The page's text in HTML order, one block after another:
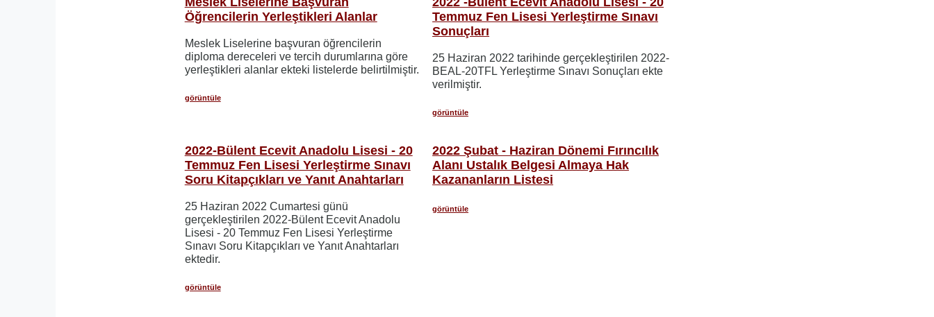
Öğrencilerin Yerleştikleri Alanlar
Meslek Liselerine başvuran öğrencilerin
diploma dereceleri ve tercih durumlarına göre
yerleştikleri alanlar ekteki listelerde belirtilmiştir.
görüntüle
Temmuz Fen Lisesi Yerleştirme Sınavı
Sonuçları
25 Haziran 2022 tarihinde gerçekleştirilen 2022-
BEAL-20TFL Yerleştirme Sınavı Sonuçları ekte
verilmiştir.
görüntüle
2022-Bülent Ecevit Anadolu Lisesi - 20
Temmuz Fen Lisesi Yerleştirme Sınavı
Soru Kitapçıkları ve Yanıt Anahtarları
25 Haziran 2022 Cumartesi günü
gerçekleştirilen 2022-Bülent Ecevit Anadolu
Lisesi - 20 Temmuz Fen Lisesi Yerleştirme
Sınavı Soru Kitapçıkları ve Yanıt Anahtarları
ektedir.
görüntüle
2022 Şubat - Haziran Dönemi Fırıncılık
Alanı Ustalık Belgesi Almaya Hak
Kazananların Listesi
görüntüle